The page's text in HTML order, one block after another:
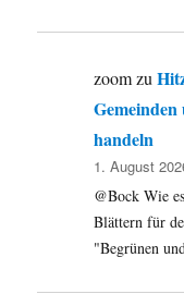
zoomzu
handeln
1. August
@Bock Wie
Blättern für
"Begrünen